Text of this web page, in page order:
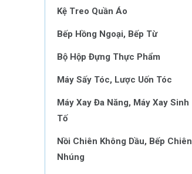
Kệ Treo Quần Áo
Bếp Hồng Ngoại, Bếp Từ
Bộ Hộp Đựng Thực Phẩm
Máy Sấy Tóc, Lược Uốn Tóc
Máy Xay Đa Năng, Máy Xay Sinh
Tố
Nồi Chiên Không Dầu, Bếp Chiên
Nhúng